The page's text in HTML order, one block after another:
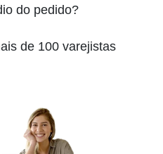
do pedido?
de 100 varejistas